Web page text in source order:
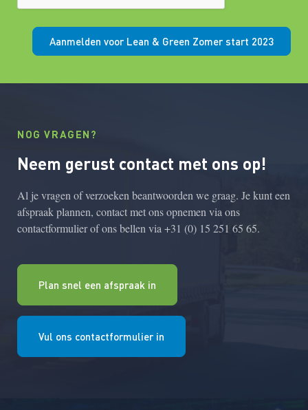
Aanmelden voor Lean & Green Zomer start 2023
NOG VRAGEN?
Neem gerust contact met ons op!
Al je vragen of verzoeken beantwoorden we graag. Je kunt een
afspraak plannen, contact met ons opnemen via ons
contactformulier of ons bellen via +31 (0) 15 251 65 65.
Plan snel een afspraak in
Vul ons contactformulier in